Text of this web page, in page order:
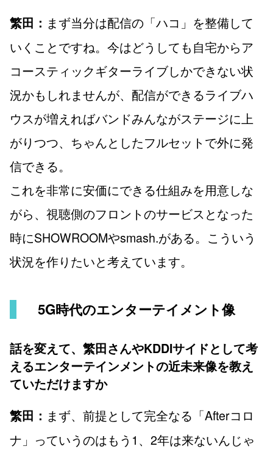
繁田： まず当分は配信の「ハコ」を整備して
いくことですね。今はどうしても自宅からア
コースティックギターライブしかできない状
況かもしれませんが、配信ができるライブハ
ウスが増えればバンドみんながステージに上
がりつつ、ちゃんとしたフルセットで外に発
信できる。
これを非常に安価にできる仕組みを用意しな
がら、視聴側のフロントのサービスとなった
時にSHOWROOMやsmash.がある。こういう
状況を作りたいと考えています。
5G時代のエンターテイメント像
話を変えて、繁田さんやKDDIサイドとして考
えるエンターテインメントの近未来像を教え
ていただけますか
繁田： まず、前提として完全なる「Afterコロ
ナ」っていうのはもう1、2年は来ないんじゃ